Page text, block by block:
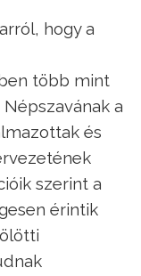
hogy a
több mint
a
és
szerint a
érintik